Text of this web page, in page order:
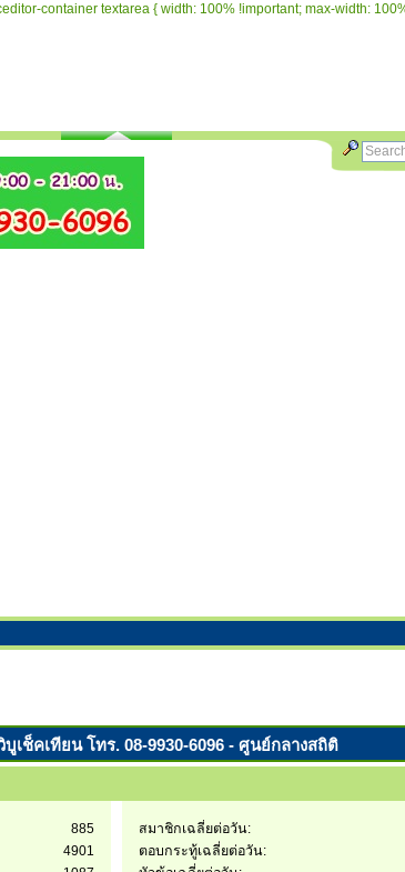
container textarea { width: 100% !important; max-width:
เช็คเทียน โทร. 08-9930-6096 - ศูนย์กลางสถิติ
885
4901
สมาชิกเฉลี่ยต่อวัน:
ตอบกระทู้เฉลี่ยต่อวัน: